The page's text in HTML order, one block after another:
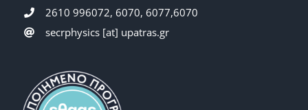
2610 996072, 6070, 6077,6070
secrphysics [at] upatras.gr